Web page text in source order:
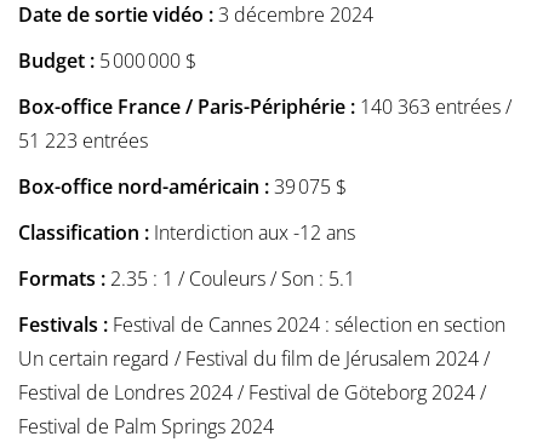
Date de sortie vidéo :3 décembre 2024
Budget : 5 000 000 $
Box-office France / Paris-Périphérie : 140 363 entrées /
51 223 entrées
Box-office nord-américain :39 075 $
Classification : Interdiction aux -12 ans
Formats : 2.35 : 1 / Couleurs / Son : 5.1
Festivals : Festival de Cannes 2024 : sélection en section
Un certain regard / Festival du film de Jérusalem 2024 /
Festival de Londres 2024 / Festival de Göteborg 2024 /
Festival de Palm Springs 2024